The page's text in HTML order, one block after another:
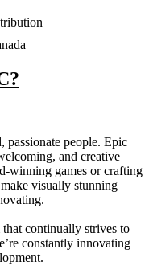
passionate people. Epic
and creative
winning games or crafting
visually stunning
continually strives to
constantly innovating